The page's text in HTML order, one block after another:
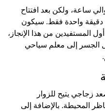
ساعة، ولكن بعد افتتاح
دقيقة واحدة فقط. سيكون
المستفيدين من هذا الإنجاز،
الجسر إلى معلم سياحي
زجاجي يتيح للزوار
المحيطة. بالإضافة إلى